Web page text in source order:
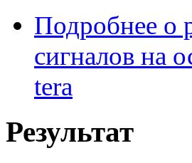
Подробнее о
сигналов на
tera
Результат